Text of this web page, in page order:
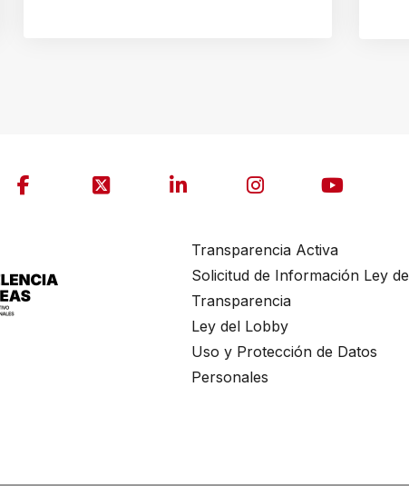
Transparencia Activa
Solicitud de Información Ley de
Transparencia
Ley del Lobby
Uso y Protección de Datos
Personales